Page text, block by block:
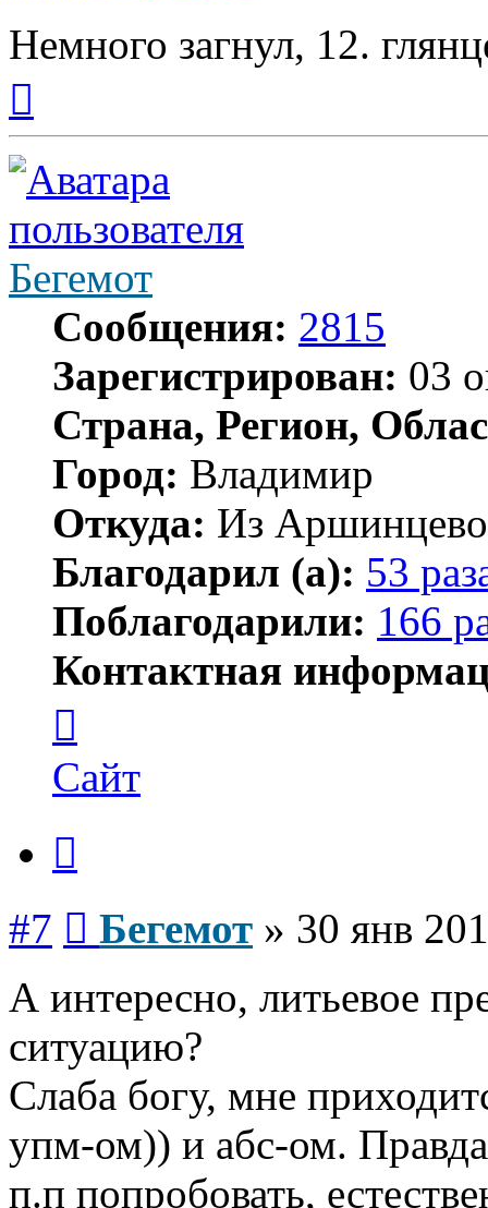
Немного загнул, 12.
началу
Бегемот
Сообщения: 2815
Зарегистрирован: 03
Страна, Регион,
Город: Владимир
Откуда: Из
Благодарил (а): 53
Поблагодарили: 166
Контактная
пользователя
Бегемот
Сайт
#7 Бегемот » 30 янв
А интересно, литьевое
ситуацию?
Слаба богу, мне
упм-ом)) и абс-ом.
п.п попробовать,